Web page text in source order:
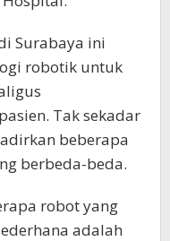
Surabaya ini
robotik untuk
Tak sekadar
beberapa
berbeda-beda.
robot yang
adalah